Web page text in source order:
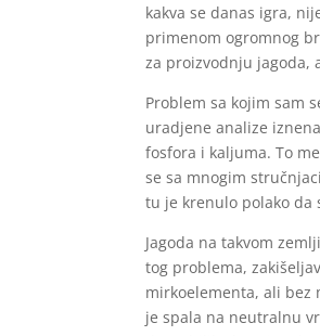
kakva se danas igra,
primenom ogromnog
za proizvodnju jagoda,
Problem sa kojim sam
uradjene analize
fosfora i kaljuma. To
se sa mnogim
tu je krenulo polako da
Jagoda na takvom
tog problema,
mirkoelementa, ali bez
je spala na neutralnu